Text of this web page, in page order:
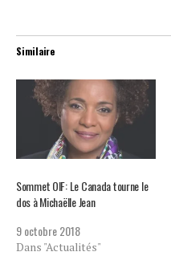
Similaire
Sommet OIF: Le Canada tourne le
dos à Michaëlle Jean
9 octobre 2018
Dans "Actualités"